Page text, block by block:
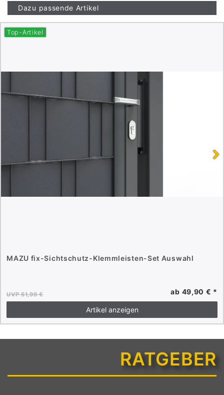
Dazu passende Artikel
Top-Artikel
MAZU fix-Sichtschutz-Klemmleisten-Set Auswahl
UVP 51,99 € ab 49,90 € *
Artikel anzeigen
RATGEBER